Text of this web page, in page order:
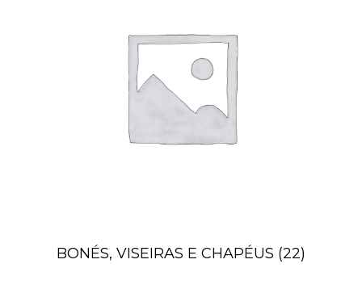
BONÉS, VISEIRAS E CHAPÉUS (22)